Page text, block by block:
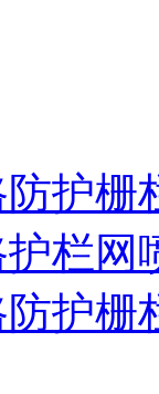
护栅
栏网
护栅